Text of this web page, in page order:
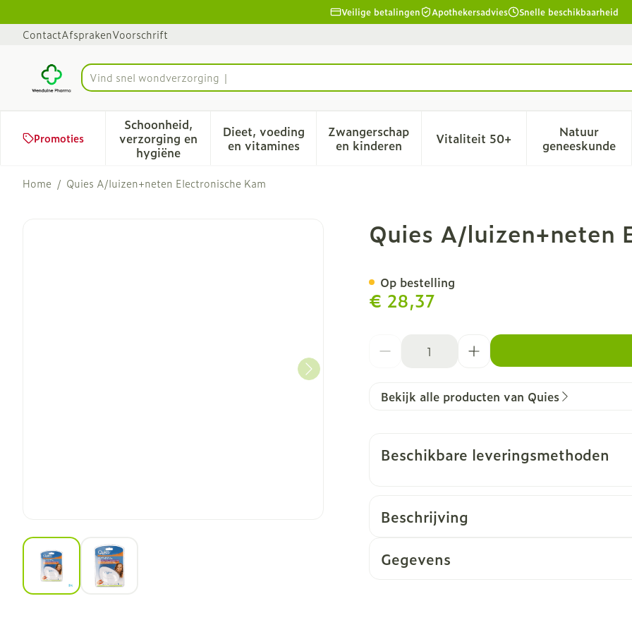
Veilige betalingen Apothekersadvies Snelle beschikbaarheid
ContactAfsprakenVoorschrift
Product, merk, categorie...
Promoties
Schoonheid,
verzorging en
hygiëne
Toon submenu voor Schoonheid, verzorging en hygiëne categorie
Dieet, voeding
en vitaminesToon submenu voor Dieet, voeding en vitamines categorie
Zwangerschap
en kinderenToon submenu voor Zwangerschap en
Vitaliteit 50+Toon submenu voor
Natuur
geneeskunde
Toon
Home / Quies A/luizen+neten Electronische Kam
View larger imageView larger image
Quies A/luizen+neten Electronische KamQuies A/luizen+neten
€ 28,37
Op bestelling
Bekijk alle producten van Quies
Beschikbare leveringsmethoden
Beschrijving
Gegevens